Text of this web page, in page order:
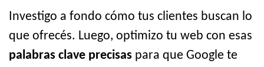
Investigo a fondo cómo tus clientes buscan lo
que ofrecés. Luego, optimizo tu web con esas
palabras clave precisas para que Google te